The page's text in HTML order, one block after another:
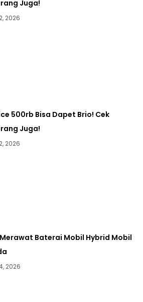
Juga!
2026
500rb Bisa Dapet Brio! Cek
Juga!
2026
Baterai Mobil Hybrid Mobil
2026